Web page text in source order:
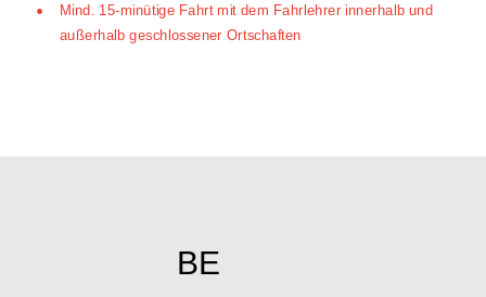
•
Mind. 15-minütige Fahrt mit dem Fahrlehrer innerhalb und
außerhalb geschlossener Ortschaften
BE